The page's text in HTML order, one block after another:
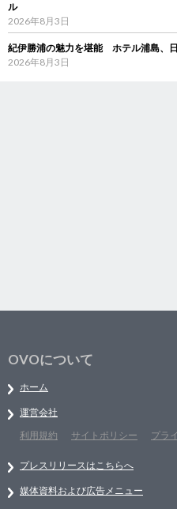
ル
2026年8月3日
紀伊勝浦の魅力を堪能 ホテル浦島、
2026年8月3日
OVOについて
ホーム
運営会社
利用規約
サイトポリシー プラ
プレスリリースはこちらへ
媒体資料および広告メニュー